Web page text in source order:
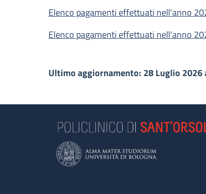
Elenco pagamenti effettuati nell'anno
Elenco pagamenti effettuati nell'anno
Ultimo aggiornamento: 28 Luglio 2026